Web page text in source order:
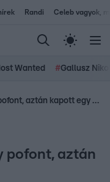
Randi Celeb vagyok,
Wanted #Gallusz
Will Smith kiosztott egy pofont, aztán kapott egy Oscar-díjat
pofont, aztán